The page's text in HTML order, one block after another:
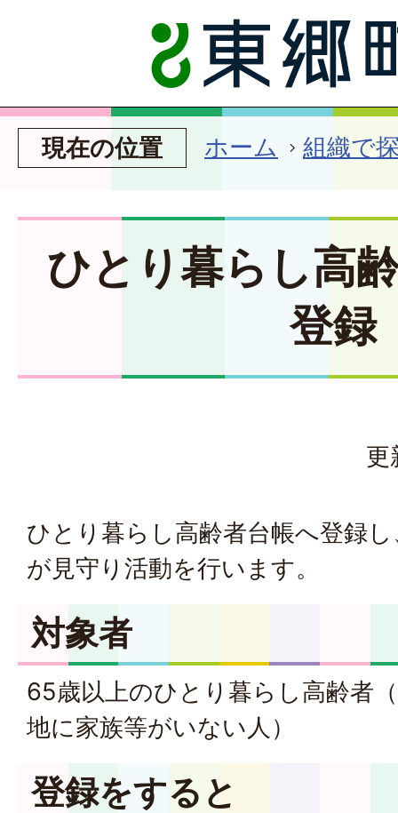
現在の位置 ホーム 組織で
ひとり暮らし高
登録
更
ひとり暮らし高齢者台帳へ登録
が見守り活動を行います。
対象者
65歳以上のひとり暮らし高齢者
地に家族等がいない人）
登録をすると